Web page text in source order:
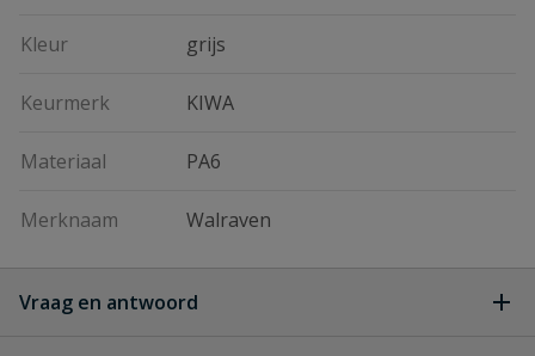
Kleur grijs
Keurmerk KIWA
Materiaal PA6
Merknaam Walraven
Vraag en antwoord